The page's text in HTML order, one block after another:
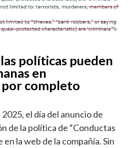
políticas pueden
en
completo
el día del anuncio de
de la política de “Conductas
la web de la compañía. Sin